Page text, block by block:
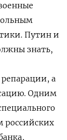
Путин и
знать,
а
Одним
российских